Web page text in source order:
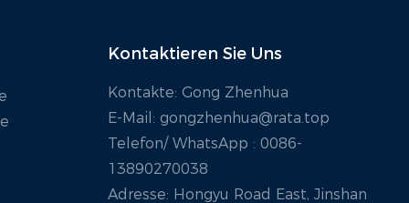
Kontaktieren Sie Uns
Kontakte: Gong Zhenhua
E-Mail: gongzhenhua@rata.top
Telefon/ WhatsApp : 0086-
13890270038
Adresse: Hongyu Road East, Jinshan